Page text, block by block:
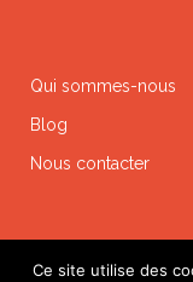
Qui sommes-nous
Blog
Nous contacter
Ce site utilise des